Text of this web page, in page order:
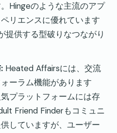
Hingeのような主流のアプ
リエンスに優れています
提供する型破りなつながり
Heated Affairsには、交流
ーラム機能があります
プラットフォームには存
Friend Finderもコミュニ
していますが、ユーザー